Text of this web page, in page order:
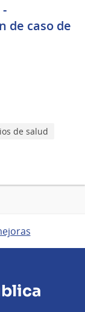
de caso de
de salud